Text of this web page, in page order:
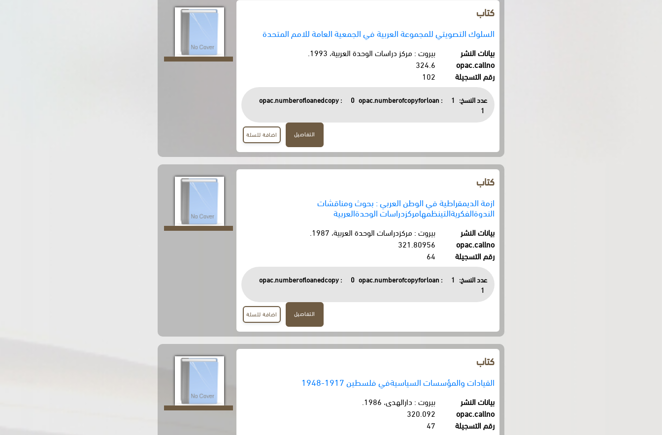
كتاب
السلوك التصويتي للمجموعة العربية في الجمعية العامة للامم المتحدة
بيانات النشر
بيروت : مركز دراسات الوحدة العربية، 1993.
opac.callno
324.6
رقم التسجيلة
102
عدد النسخ: 1
opac.numberofloanedcopy : 0 opac.numberofcopyforloan :
1
التفاصيل اضافة للسلة
كتاب
ازمة الديمقراطية في الوطن العربي : بحوث ومناقشات
الندوةالفكريةالتينظمهامركزدراسات الوحدةالعربية
بيانات النشر
بيروت : مركزدراسات الوحدة العربية، 1987.
opac.callno
321.80956
رقم التسجيلة
64
عدد النسخ: 1
opac.numberofloanedcopy : 0 opac.numberofcopyforloan :
1
التفاصيل اضافة للسلة
كتاب
القيادات والمؤسسات السياسيةفي فلسطين 1917-1948
بيانات النشر
بيروت : دارالهدى، 1986.
opac.callno
320.092
رقم التسجيلة
47